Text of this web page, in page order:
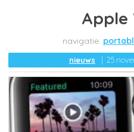
Apple
nieuws 25